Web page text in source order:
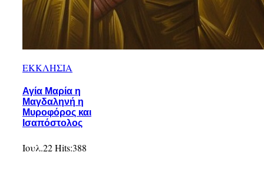
ΕΚΚΛΗΣΙΑ
Αγία Μαρία η
Μαγδαληνή η
Μυροφόρος και
Ισαπόστολος
Ιουλ.22Hits:388